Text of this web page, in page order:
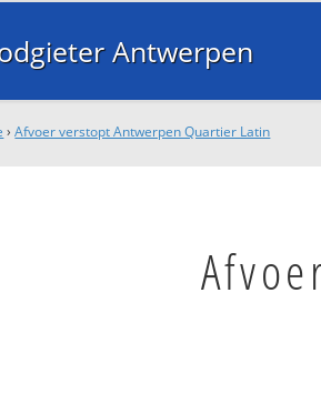
Antwerpen
›Afvoer verstopt Antwerpen Quartier Latin